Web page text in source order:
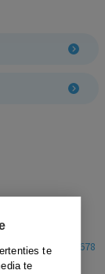
te
te
tot
,7:677 BW
7:678